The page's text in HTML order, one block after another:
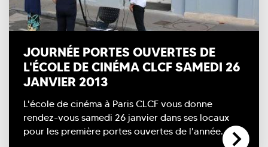
JOURNÉE PORTES OUVERTES DE
L'ÉCOLE DE CINÉMA CLCF SAMEDI 26
JANVIER 2013
L'école de cinéma à Paris CLCF vous donne
rendez-vous samedi 26 janvier dans ses locaux
pour les première portes ouvertes de l'année.